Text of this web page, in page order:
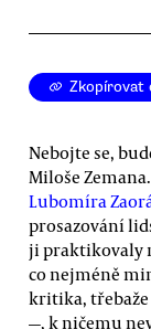
Zkopírovat
Nebojte se,
Miloše
Lubomíra
prosazování
ji praktikovaly
co nejméně
kritika,
—, k ničemu